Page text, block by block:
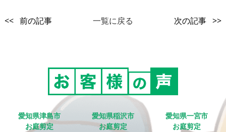
<< 前の記事 一覧に戻る 次の記事 >>
愛知県津島市
お庭剪定
愛知県稲沢市
お庭剪定
愛知県一宮市
お庭剪定